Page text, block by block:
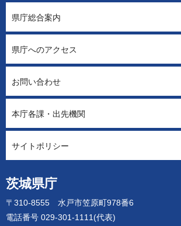
茨城県庁
〒310-8555 水戸市笠原町978番6
電話番号 029-301-1111(代表)
県庁総合案内
県庁へのアクセス
お問い合わせ
本庁各課・出先機関
サイトポリシー